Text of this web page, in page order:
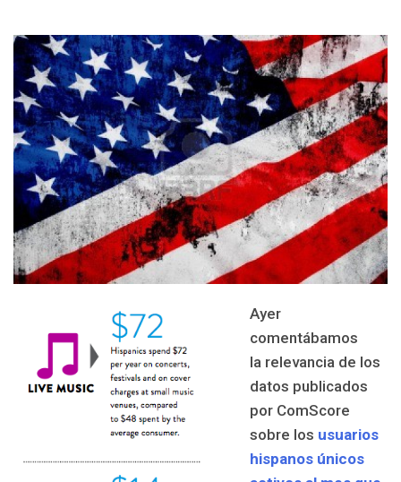
Ayer
comentábamos
la relevancia de los
datos publicados
por ComScore
sobre los usuarios
hispanos únicos